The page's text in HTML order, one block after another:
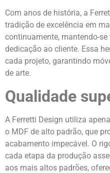
Com anos de história, a
tradição de excelência em
continuamente, mantendo-
dedicação ao cliente. Essa
cada projeto, garantindo
de arte.
Qualidade
A Ferretti Design utiliza
o MDF de alto padrão, que
acabamento impecável. O
cada etapa da produção
aos mais altos padrões,